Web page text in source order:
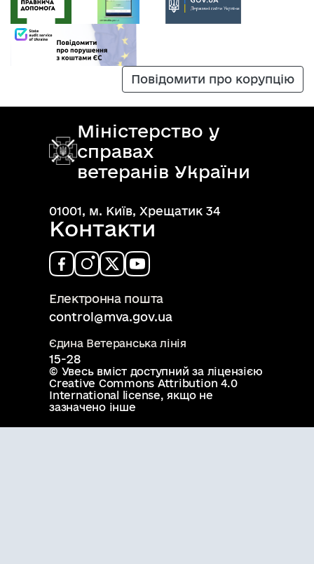
Повідомити про корупцію
Міністерство у
справах
ветеранів України
01001, м. Київ, Хрещатик 34
Контакти
Електронна пошта
control@mva.gov.ua
Єдина Ветеранська лінія
15-28
© Увесь вміст доступний за ліцензією
Creative Commons Attribution 4.0
International license, якщо не
зазначено інше